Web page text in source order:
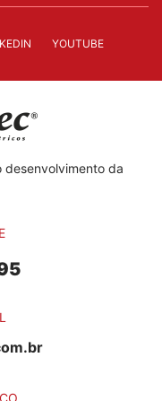
YOUTUBE
desenvolvimento da